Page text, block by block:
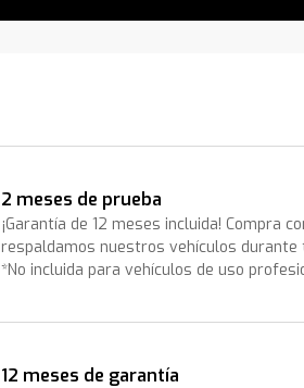
2 meses de prueba
¡Garantía de 12 meses incluida! Compra
respaldamos nuestros vehículos durante
*No incluida para vehículos de uso
12 meses de garantía